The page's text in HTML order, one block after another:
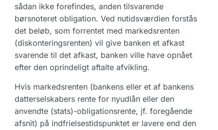
sådan ikke forefindes, anden tilsvarende
børsnoteret obligation. Ved nutidsværdien forstås
det beløb, som forrentet med markedsrenten
(diskonteringsrenten) vil give banken et afkast
svarende til det afkast, banken ville have opnået
efter den oprindeligt aftalte afvikling.
Hvis markedsrenten (bankens eller et af bankens
datterselskabers rente for nyudlån eller den
anvendte (stats)-obligationsrente, jf. foregående
afsnit) på indfrielsestidspunktet er lavere end den